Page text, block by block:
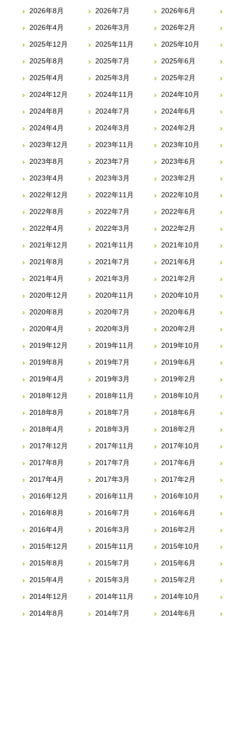
2026年8月 2026年7月 2026年6月
2026年4月 2026年3月 2026年2月
2025年12月 2025年11月 2025年10月
2025年8月 2025年7月 2025年6月
2025年4月 2025年3月 2025年2月
2024年12月 2024年11月 2024年10月
2024年8月 2024年7月 2024年6月
2024年4月 2024年3月 2024年2月
2023年12月 2023年11月 2023年10月
2023年8月 2023年7月 2023年6月
2023年4月 2023年3月 2023年2月
2022年12月 2022年11月 2022年10月
2022年8月 2022年7月 2022年6月
2022年4月 2022年3月 2022年2月
2021年12月 2021年11月 2021年10月
2021年8月 2021年7月 2021年6月
2021年4月 2021年3月 2021年2月
2020年12月 2020年11月 2020年10月
2020年8月 2020年7月 2020年6月
2020年4月 2020年3月 2020年2月
2019年12月 2019年11月 2019年10月
2019年8月 2019年7月 2019年6月
2019年4月 2019年3月 2019年2月
2018年12月 2018年11月 2018年10月
2018年8月 2018年7月 2018年6月
2018年4月 2018年3月 2018年2月
2017年12月 2017年11月 2017年10月
2017年8月 2017年7月 2017年6月
2017年4月 2017年3月 2017年2月
2016年12月 2016年11月 2016年10月
2016年8月 2016年7月 2016年6月
2016年4月 2016年3月 2016年2月
2015年12月 2015年11月 2015年10月
2015年8月 2015年7月 2015年6月
2015年4月 2015年3月 2015年2月
2014年12月 2014年11月 2014年10月
2014年8月 2014年7月 2014年6月